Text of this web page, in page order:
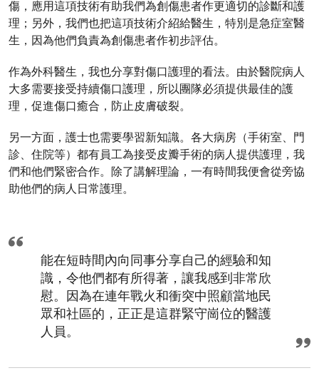
傷，應用這項技術有助我們為創傷患者作更適切的診斷和護
理；另外，我們也把這項技術介紹給醫生，特別是急症室醫
生，因為他們負責為創傷患者作初步評估。
作為外科醫生，我也分享對傷口護理的看法。由於醫院病人
大多需要接受持續傷口護理，所以團隊必須提供最佳的護
理，促進傷口癒合，防止皮膚破裂。
另一方面，護士也需要學習新知識。各大病房（手術室、門
診、住院等）都有員工為接受皮瓣手術的病人提供護理，我
們和他們緊密合作。除了講解理論，一有時間我便會從旁協
助他們的病人日常護理。
能在短時間內向同事分享自己的經驗和知
識，令他們都有所得著，讓我感到非常欣
慰。因為在連年戰火和衝突中照顧當地民
眾和社區的，正正是這群緊守崗位的醫護
人員。